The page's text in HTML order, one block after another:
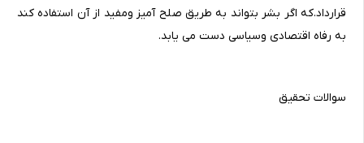
قرارداد.که اگر بشر بتواند به طریق صلح آمیز ومفید از آن استفاده کند
به رفاه اقتصادی وسیاسی دست می یابد.
سوالات تحقیق